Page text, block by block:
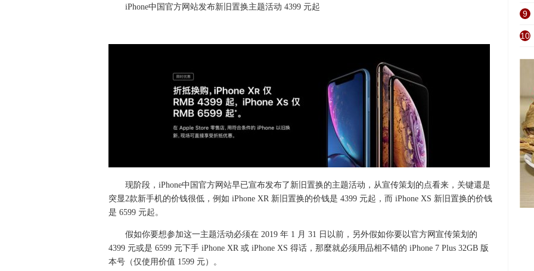
iPhone中国官方网站发布新旧置换主题活动 4399 元起
现阶段，iPhone中国官方网站早已宣布发布了新旧置换的主题活动，从宣传策划的点看来，关键還是
突显2款新手机的价钱很低，例如 iPhone XR 新旧置换的价钱是 4399 元起，而 iPhone XS 新旧置换的价钱
是 6599 元起。
假如你要想参加这一主题活动必须在 2019 年 1 月 31 日以前，另外假如你要以官方网宣传策划的
4399 元或是 6599 元下手 iPhone XR 或 iPhone XS 得话，那麼就必须用品相不错的 iPhone 7 Plus 32GB 版
本号（仅使用价值 1599 元）。
9
10